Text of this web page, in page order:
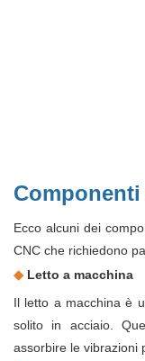
Ecco alcuni dei
CNC che richiedono
◆ Letto a macchina
Il letto a macchina è
solito in acciaio.
assorbire le vibrazioni